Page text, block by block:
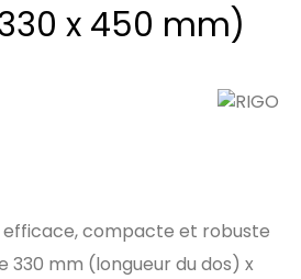
x 450 mm)
compacte et robuste
330 mm (longueur du dos) x